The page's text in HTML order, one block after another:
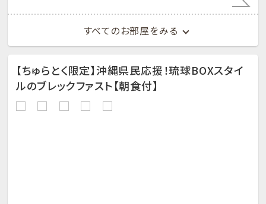
すべてのお部屋をみる
【ちゅらとく限定】沖縄県民応援！琉球BOXスタイ
ルのブレックファスト【朝食付】